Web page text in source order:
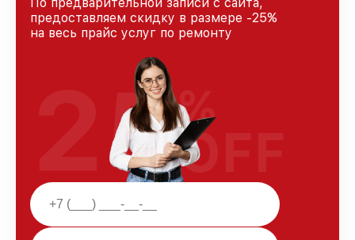
предоставляем скидку в размере -25%
на весь прайс услуг по ремонту
25%
OFF